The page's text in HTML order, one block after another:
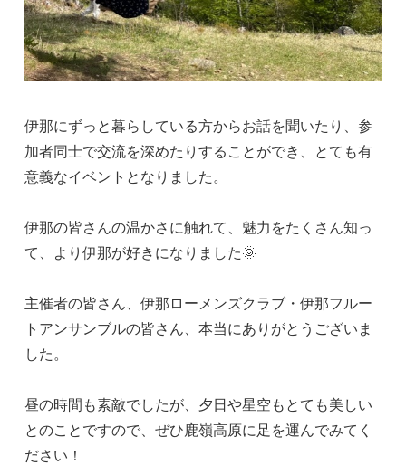
伊那にずっと暮らしている方からお話を聞いたり、参
加者同士で交流を深めたりすることができ、とても有
意義なイベントとなりました。
伊那の皆さんの温かさに触れて、魅力をたくさん知っ
て、より伊那が好きになりました🌞
主催者の皆さん、伊那ローメンズクラブ・伊那フルー
トアンサンブルの皆さん、本当にありがとうございま
した。
昼の時間も素敵でしたが、夕日や星空もとても美しい
とのことですので、ぜひ鹿嶺高原に足を運んでみてく
ださい！